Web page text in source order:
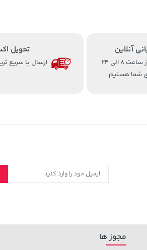
آنلاین
همه روزه، از ساعت 8 الی 24
شما هستیم
تحویل
ارسال با سریع
مجوز ها